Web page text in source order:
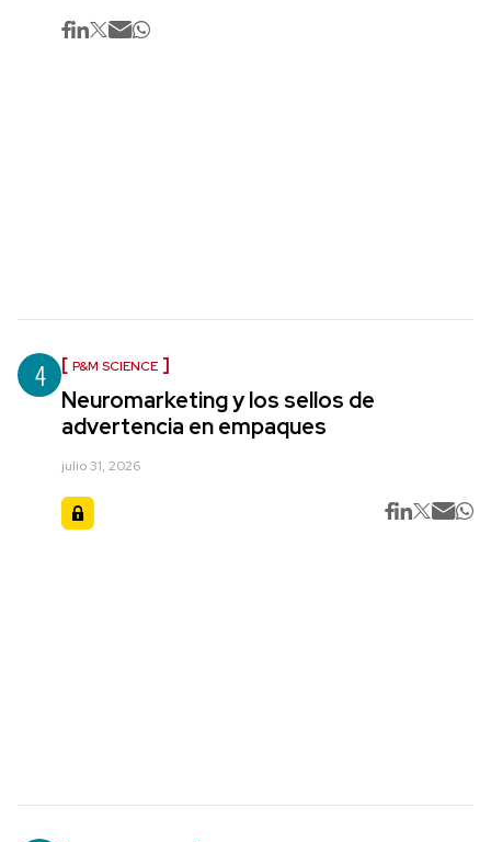
4 P&M SCIENCE
Neuromarketing y los sellos de
advertencia en empaques
julio 31, 2026